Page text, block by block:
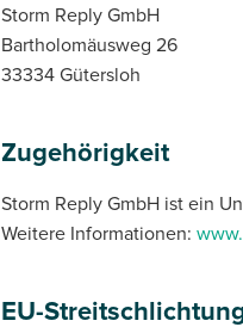
Storm Reply GmbH
Bartholomäusweg 26
33334 Gütersloh
Zugehörigkeit
Storm Reply GmbH ist ein
Weitere Informationen:
EU-